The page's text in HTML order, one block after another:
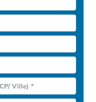
Ville) *